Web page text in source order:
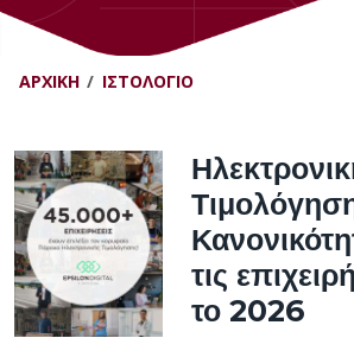
ΑΡΧΙΚΉ ΙΣΤΟΛΌΓΙΟ
τις
το 2026